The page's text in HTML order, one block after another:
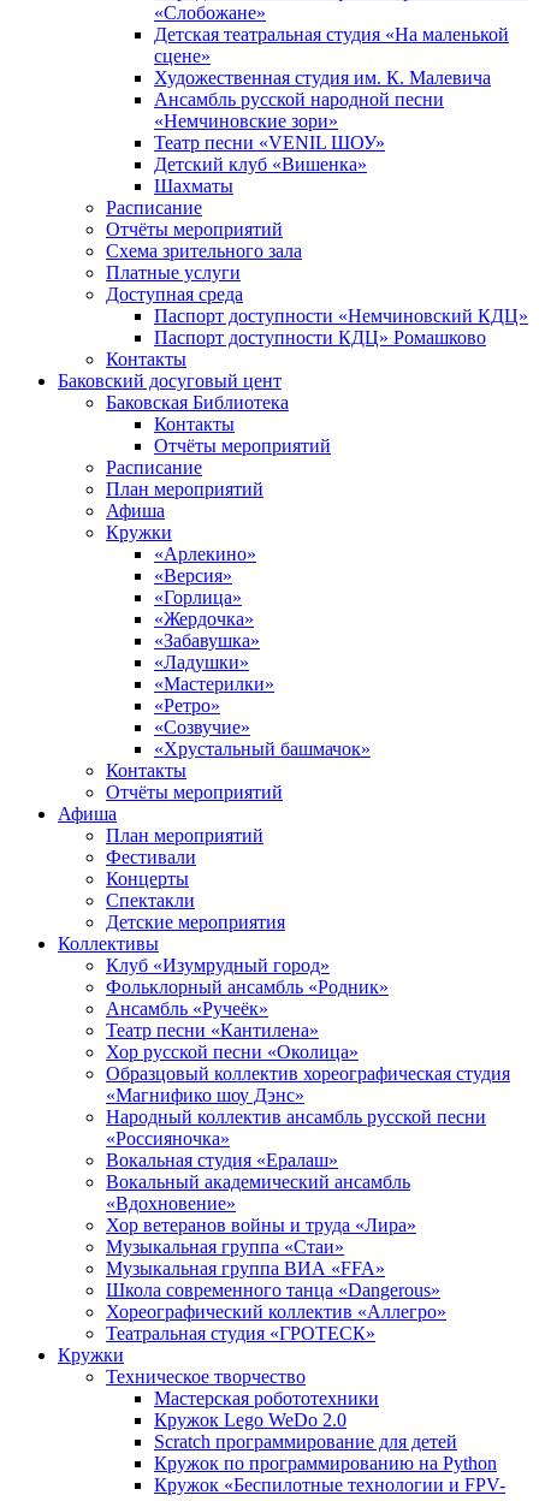
«Слобожане»
Детская театральная студия «На маленькой
сцене»
Художественная студия им. К. Малевича
Ансамбль русской народной песни
«Немчиновские зори»
Театр песни «VENIL ШОУ»
Детский клуб «Вишенка»
Шахматы
Расписание
Отчёты мероприятий
Схема зрительного зала
Платные услуги
Доступная среда
Паспорт доступности «Немчиновский КДЦ»
Паспорт доступности КДЦ» Ромашково
Контакты
Баковский досуговый цент
Баковская Библиотека
Контакты
Отчёты мероприятий
Расписание
План мероприятий
Афиша
Кружки
«Арлекино»
«Версия»
«Горлица»
«Жердочка»
«Забавушка»
«Ладушки»
«Мастерилки»
«Ретро»
«Созвучие»
«Хрустальный башмачок»
Контакты
Отчёты мероприятий
Афиша
План мероприятий
Фестивали
Концерты
Спектакли
Детские мероприятия
Коллективы
Клуб «Изумрудный город»
Фольклорный ансамбль «Родник»
Ансамбль «Ручеёк»
Театр песни «Кантилена»
Хор русской песни «Околица»
Образцовый коллектив хореографическая студия
«Магнифико шоу Дэнс»
Народный коллектив ансамбль русской песни
«Россияночка»
Вокальная студия «Ералаш»
Вокальный академический ансамбль
«Вдохновение»
Хор ветеранов войны и труда «Лира»
Музыкальная группа «Стаи»
Музыкальная группа ВИА «FFA»
Школа современного танца «Dangerous»
Хореографический коллектив «Аллегро»
Театральная студия «ГРОТЕСК»
Кружки
Техническое творчество
Мастерская робототехники
Кружок Lego WeDo 2.0
Scratch программирование для детей
Кружок по программированию на Python
Кружок «Беспилотные технологии и FPV-